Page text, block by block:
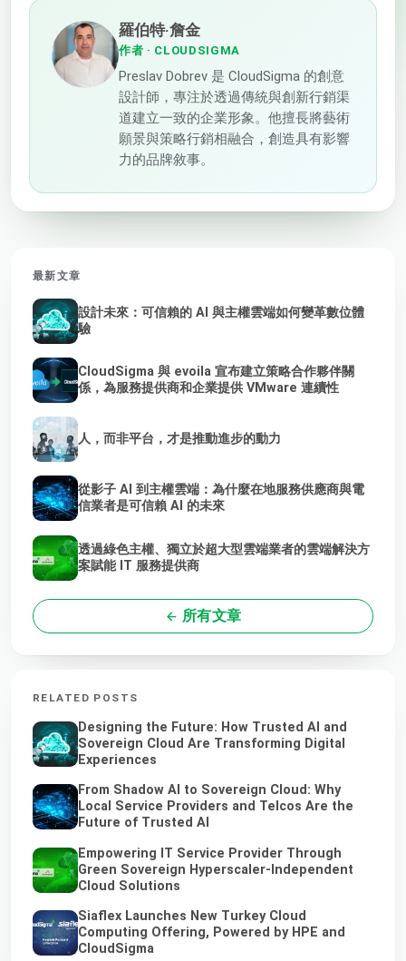
羅伯特·詹金
作者 · CLOUDSIGMA
Preslav Dobrev 是 CloudSigma 的創意
設計師，專注於透過傳統與創新行銷渠
道建立一致的企業形象。他擅長將藝術
願景與策略行銷相融合，創造具有影響
力的品牌敘事。
最新文章
設計未來：可信賴的 AI 與主權雲端如何變革數位體
驗
CloudSigma 與 evoila 宣布建立策略合作夥伴關
係，為服務提供商和企業提供 VMware 連續性
人，而非平台，才是推動進步的動力
從影子 AI 到主權雲端：為什麼在地服務供應商與電
信業者是可信賴 AI 的未來
透過綠色主權、獨立於超大型雲端業者的雲端解決方
案賦能 IT 服務提供商
所有文章
RELATED POSTS
Designing the Future: How Trusted AI and
Sovereign Cloud Are Transforming Digital
Experiences
From Shadow AI to Sovereign Cloud: Why
Local Service Providers and Telcos Are the
Future of Trusted AI
Empowering IT Service Provider Through
Green Sovereign Hyperscaler-Independent
Cloud Solutions
Siaflex Launches New Turkey Cloud
Computing Offering, Powered by HPE and
CloudSigma